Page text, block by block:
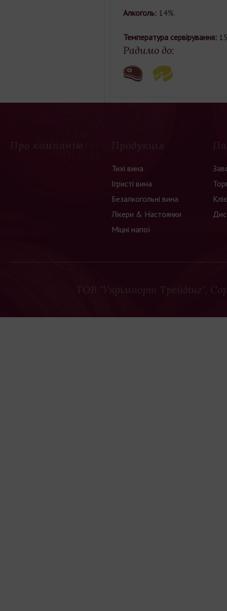
Алкоголь:14%.
Температура сервірування:
Радимо до:
Про компанію Продукція
Тихі вина
Ігристі вина
Безалкогольні вина
Лікери & Настоянки
Міцні напої
ТОВ "Укрімпорт Трейдінг",